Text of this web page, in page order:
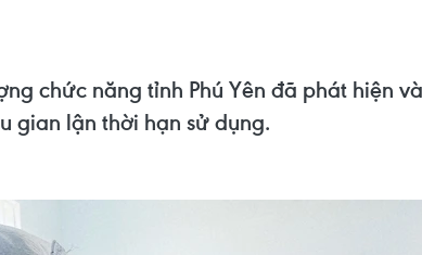
chức năng tỉnh Phú Yên đã phát hiện
gian lận thời hạn sử dụng.